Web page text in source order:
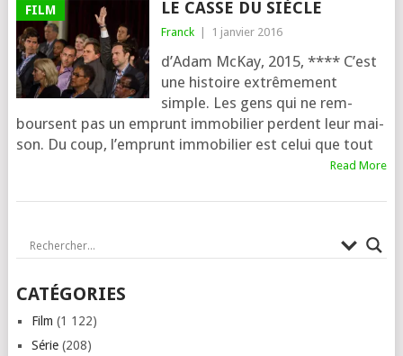
FILM LE CASSE DU SIÈCLE
Franck 1 janvier 2016
d’Adam McKay, 2015, **** C’est
une his­toire extrê­me­ment
simple. Les gens qui ne rem­
boursent pas un emprunt immo­bi­lier perdent leur mai­
son. Du coup, l’emprunt immo­bi­lier est celui que tout
Read More
CATÉGORIES
Film (1 122)
Série(208)